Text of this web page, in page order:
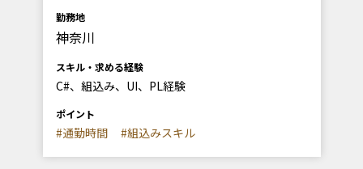
勤務地
神奈川
スキル・求める経験
C#、組込み、UI、PL経験
ポイント
#通勤時間 #組込みスキル